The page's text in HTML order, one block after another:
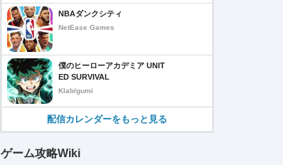
NBAダンクシティ
NetEase Games
僕のヒーローアカデミア UNIT
ED SURVIVAL
Klab/gumi
配信カレンダーをもっと見る
ゲーム攻略Wiki